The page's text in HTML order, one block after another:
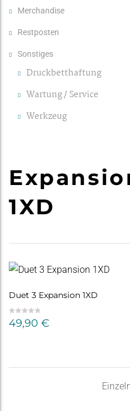
Merchandise
Restposten
Sonstiges
Druckbetthaftung
Wartung / Service
Werkzeug
1XD
Duet 3 Expansion 1XD
49,90 €